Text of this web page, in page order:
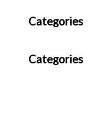
Categories
Categories